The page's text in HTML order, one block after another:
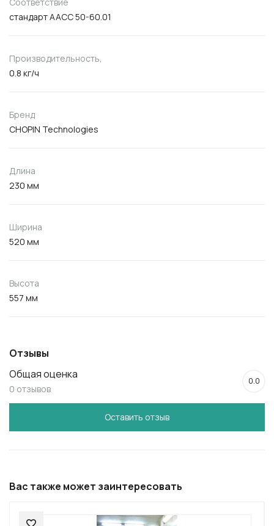
стандарт ААСС 50-60.01
Производительность,
0.8 кг/ч
Бренд
CHOPIN Technologies
Длина
230 мм
Ширина
520 мм
Высота
557 мм
Отзывы
0.0
Общая оценка
0 отзывов
Оставить отзыв
Вас также может заинтересовать